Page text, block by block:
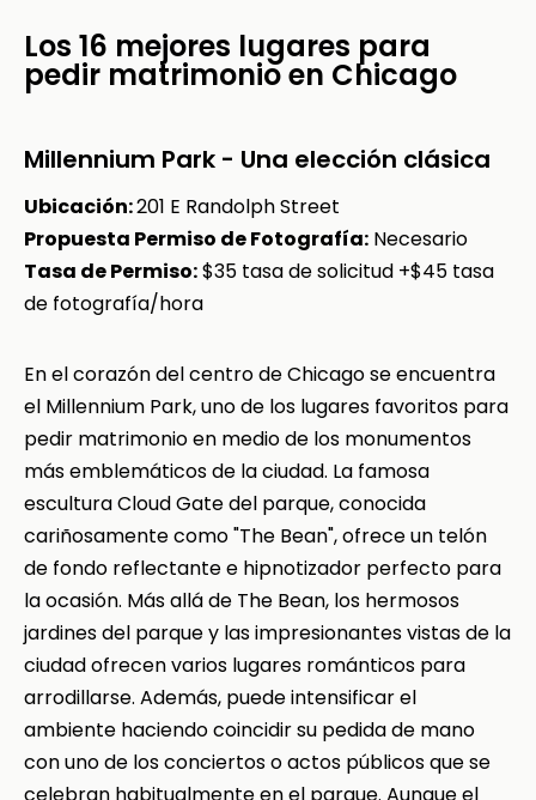
Los 16 mejores lugares para
pedir matrimonio en Chicago
Millennium Park - Una elección clásica
Ubicación:201 E Randolph Street
Propuesta Permiso de Fotografía: Necesario
Tasa de Permiso:$35 tasa de solicitud +$45 tasa
de fotografía/hora
En el corazón del centro de Chicago se encuentra
el Millennium Park, uno de los lugares favoritos para
pedir matrimonio en medio de los monumentos
más emblemáticos de la ciudad. La famosa
escultura Cloud Gate del parque, conocida
cariñosamente como "The Bean", ofrece un telón
de fondo reflectante e hipnotizador perfecto para
la ocasión. Más allá de The Bean, los hermosos
jardines del parque y las impresionantes vistas de la
ciudad ofrecen varios lugares románticos para
arrodillarse. Además, puede intensificar el
ambiente haciendo coincidir su pedida de mano
con uno de los conciertos o actos públicos que se